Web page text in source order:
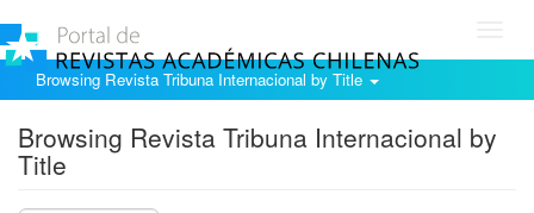
Browsing Revista Tribuna Internacional by Title
Browsing Revista Tribuna Internacional by
Title